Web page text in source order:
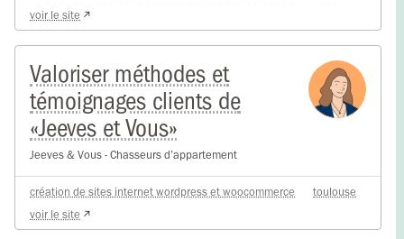
voir le site
Valoriser méthodes et
témoignages clients de
«Jeeves et Vous»
Jeeves & Vous - Chasseurs d’appartement
création de sites internet wordpress et woocommerce
toulouse
voir le site